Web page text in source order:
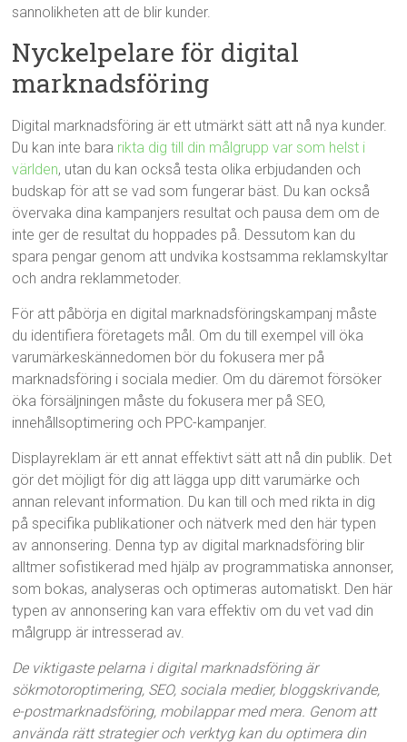
sannolikheten att de blir kunder.
Nyckelpelare för digital
marknadsföring
Digital marknadsföring är ett utmärkt sätt att nå nya kunder.
Du kan inte bara rikta dig till din målgrupp var som helst i
världen, utan du kan också testa olika erbjudanden och
budskap för att se vad som fungerar bäst. Du kan också
övervaka dina kampanjers resultat och pausa dem om de
inte ger de resultat du hoppades på. Dessutom kan du
spara pengar genom att undvika kostsamma reklamskyltar
och andra reklammetoder.
För att påbörja en digital marknadsföringskampanj måste
du identifiera företagets mål. Om du till exempel vill öka
varumärkeskännedomen bör du fokusera mer på
marknadsföring i sociala medier. Om du däremot försöker
öka försäljningen måste du fokusera mer på SEO,
innehållsoptimering och PPC-kampanjer.
Displayreklam är ett annat effektivt sätt att nå din publik. Det
gör det möjligt för dig att lägga upp ditt varumärke och
annan relevant information. Du kan till och med rikta in dig
på specifika publikationer och nätverk med den här typen
av annonsering. Denna typ av digital marknadsföring blir
alltmer sofistikerad med hjälp av programmatiska annonser,
som bokas, analyseras och optimeras automatiskt. Den här
typen av annonsering kan vara effektiv om du vet vad din
målgrupp är intresserad av.
De viktigaste pelarna i digital marknadsföring är
sökmotoroptimering, SEO, sociala medier, bloggskrivande,
e-postmarknadsföring, mobilappar med mera. Genom att
använda rätt strategier och verktyg kan du optimera din